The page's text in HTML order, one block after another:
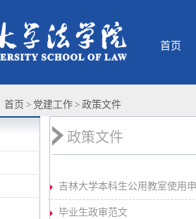
首页
首页 > 党建工作 > 政策文件
政策文件
吉林大学本科生公用教室使用
毕业生政审范文